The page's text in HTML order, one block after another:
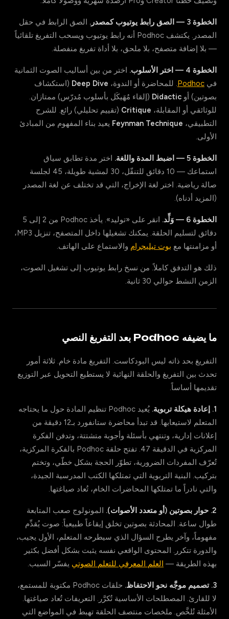
الخطوة 3 — الصق رابط يوتيوب كمصدر.
الصق الرابط في حقل
المصدر. يكتشف Podhoc أنه رابط يوتيوب ويسحب التفريغ تلقائياً
— بلا إضافة متصفح، بلا ملحق، بلا أداة تفريغ منفصلة.
الخطوة 4 — اختر الأسلوب.
اختر من بين أساليب الصوت الثمانية
في Podhoc. للمحاضرة أو الندوة، Deep Dive (استكشاف
بصوتين) أو Didactic (إلقاء مُهَيكَل بأسلوب مُدرّس) ممتازان.
للوثائقي أو المقابلة، Critique (تقييم تحليلي) رائع. للشرح
التطبيقي، Feynman Technique يعيد بناء المفهوم من المبادئ
الأولى.
الخطوة 5 — اضبط المدة واللغة.
اختر مدة تطابق سياق
استماعك — 10 دقائق للتنقّل، 30 لمشية طويلة، 45 لجلسة
صالة رياضية. اختر لغة الإخراج، التي قد تختلف عن لغة المصدر
(المزيد أدناه).
الخطوة 6 — وَلِّد.
انقر على «توليد». يأخذ Podhoc من 2 إلى 5
دقائق لتسليم الحلقة. يمكنك تشغيلها داخل المتصفح، تنزيل MP3،
أو مزامنتها مع بوت تيليجرام والاستماع على الهاتف.
ذلك هو التدفق كاملاً. من نسخ رابط يوتيوب إلى تشغيل الصوت،
الزمن النشط حوالي 30 ثانية.
ما يضيفه Podhoc بعد التفريغ النصي
التفريغ بحد ذاته ليس البودكاست. التفريغ مادة خام. ثلاثة أمور
تحدث بين التفريغ والحلقة النهائية لا يستطيع التحويل عبر التوزيع
تقديمها أساساً.
1. إعادة هيكلة تربوية.
يُعيد Podhoc تنظيم المادة حول ما يحتاجه
المتعلم لاستيعابها. قد تبدأ محاضرة ستانفورد بـ12 دقيقة من
إعلانات إدارية، وتنتهي بأسئلة وأجوبة متشتتة، وتدفن الفكرة
المركزية في الدقيقة 47. تفتح حلقة Podhoc بالفكرة المركزية،
تُعرّف المفردات الضرورية، تطوّر الحجة بشكل خطّي، وتختم
بتركيب. البنية التربوية التي تمتلكها الكتب المدرسية الجيدة،
والتي نادراً ما تمتلكها المحاضرات الخام، تُعاد صياغتها.
2. حوار بصوتين (أو متعدد الأصوات).
المونولوج صعب المتابعة
طوال ساعة. المحادثة بصوتين تخلق إيقاعاً طبيعياً: صوت يُقدِّم
مفهوماً، وآخر يطرح السؤال الذي سيطرحه المتعلم، الأول يجيب،
والدورة تتكرر. المحتوى الواقعي نفسه يثبت بشكل أفضل بكثير
بهذه الطريقة — العلم المعرفي للتعلم الصوتي يفسّر السبب.
3. تصميم موجَّه نحو الاحتفاظ.
حلقات Podhoc مكتوبة للمستمع،
لا للقارئ. المصطلحات الأساسية تُكرَّر. التعريفات تُعاد صياغتها.
الأمثلة تُلخَّص. ملخصات منتصف الحلقة تهبط في المواضع التي